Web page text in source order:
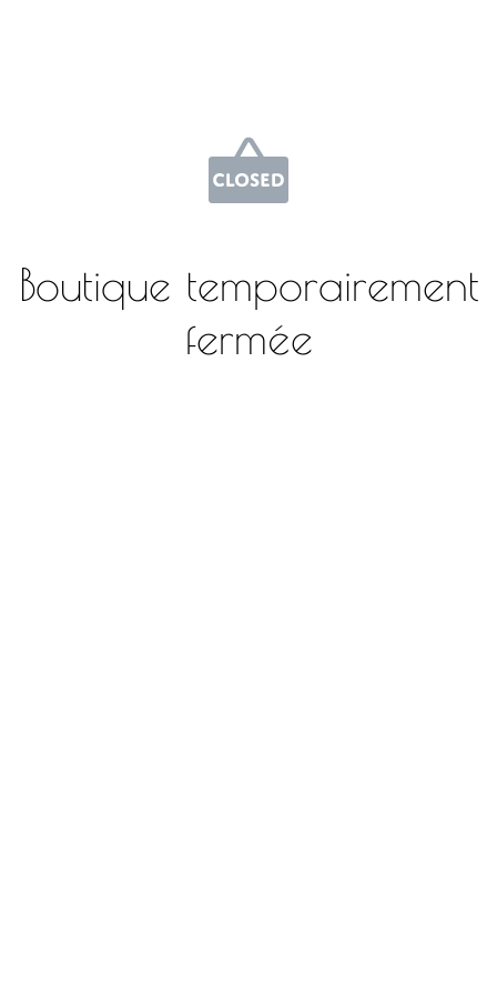
Boutique temporairement
fermée